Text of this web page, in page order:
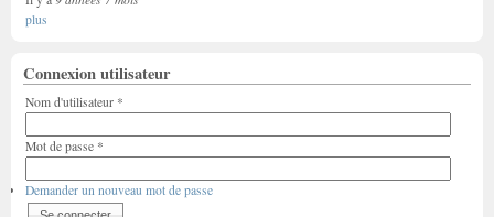
plus
Connexion utilisateur
Nom d'utilisateur *
Mot de passe *
Demander un nouveau mot de passe